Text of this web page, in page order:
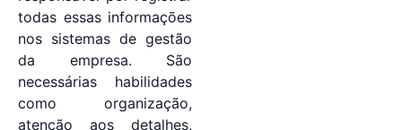
todas essas informações
nos sistemas de gestão
da empresa. São
necessárias habilidades
como organização,
atenção aos detalhes,